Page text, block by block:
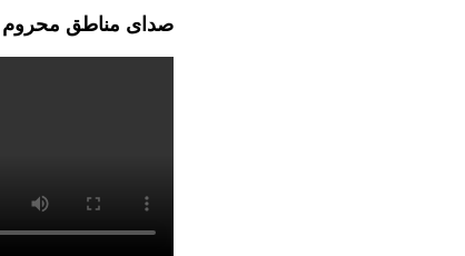
صدای مناطق محروم